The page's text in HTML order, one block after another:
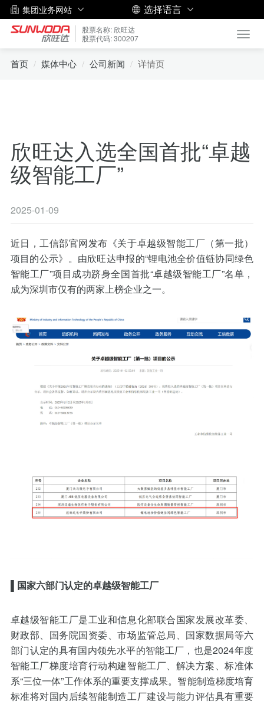
集团业务网站 选择语言
股票名称: 欣旺达
股票代码: 300207
首页 媒体中心 公司新闻 详情页
欣旺达入选全国首批“卓越
级智能工厂”
2025-01-09
近日，工信部官网发布《关于卓越级智能工厂（第一批）
项目的公示》。由欣旺达申报的“锂电池全价值链协同绿色
智能工厂”项目成功跻身全国首批“卓越级智能工厂”名单，
成为深圳市仅有的两家上榜企业之一。
国家六部门认定的卓越级智能工厂
卓越级智能工厂是工业和信息化部联合国家发展改革委、
财政部、国务院国资委、市场监管总局、国家数据局等六
部门认定的具有国内领先水平的智能工厂，也是2024年度
智能工厂梯度培育行动构建智能工厂、解决方案、标准体
系“三位一体”工作体系的重要支撑成果。智能制造梯度培育
标准将对国内后续智能制造工厂建设与能力评估具有重要